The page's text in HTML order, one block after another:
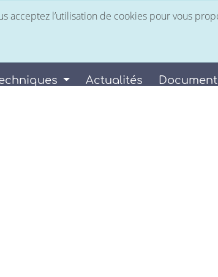
acceptez l’utilisation de cookies pour vous
Actualités